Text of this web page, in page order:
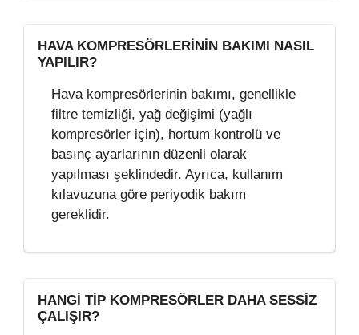
HAVA KOMPRESÖRLERININ BAKIMI NASIL
YAPILIR?
Hava kompresörlerinin bakımı, genellikle
filtre temizliği, yağ değişimi (yağlı
kompresörler için), hortum kontrolü ve
basınç ayarlarının düzenli olarak
yapılması şeklindedir. Ayrıca, kullanım
kılavuzuna göre periyodik bakım
gereklidir.
HANGI TIP KOMPRESÖRLER DAHA SESSIZ
ÇALIŞIR?